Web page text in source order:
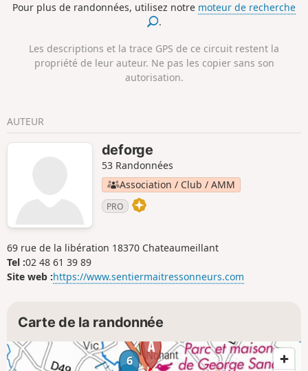
Pour plus de randonnées, utilisez notre moteur de recherche
.
Les descriptions et la trace GPS de ce circuit restent la
propriété de leur auteur. Ne pas les copier sans son
autorisation.
AUTEUR
deforge
53 Randonnées
Association / Club / AMM
PRO
69 rue de la libération 18370 Chateaumeillant
Tel :02 48 61 39 89
Site web :https://www.sentiermaitressonneurs.com
Carte de la randonnée
6